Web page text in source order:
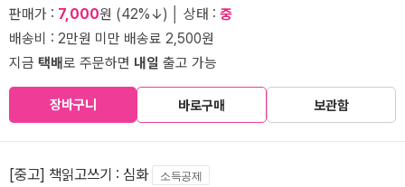
판매가 : 7,000원 (42%↓) │ 상태 : 중
배송비 : 2만원 미만 배송료 2,500원
지금 택배로 주문하면 내일 출고 가능
장바구니 바로구매 보관함
[중고] 책읽고쓰기 : 심화 소득공제